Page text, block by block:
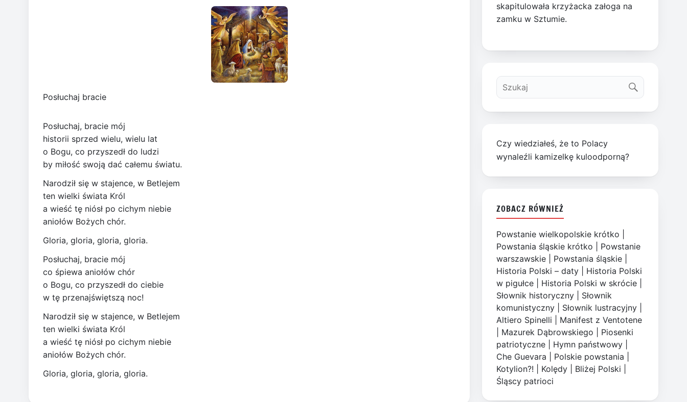
Posłuchaj bracie
Posłuchaj, bracie mój
historii sprzed wielu, wielu lat
o Bogu, co przyszedł do ludzi
by miłość swoją dać całemu światu.
Narodził się w stajence, w Betlejem
ten wielki świata Król
a wieść tę niósł po cichym niebie
aniołów Bożych chór.
Gloria, gloria, gloria, gloria.
Posłuchaj, bracie mój
co śpiewa aniołów chór
o Bogu, co przyszedł do ciebie
w tę przenajświętszą noc!
Narodził się w stajence, w Betlejem
ten wielki świata Król
a wieść tę niósł po cichym niebie
aniołów Bożych chór.
Gloria, gloria, gloria, gloria.
skapitulowała krzyżacka załoga na
zamku w Sztumie.
Czy wiedziałeś, że to Polacy
wynaleźli kamizelkę kuloodporną?
ZOBACZ RÓWNIEŻ
Powstanie wielkopolskie krótko
Powstania śląskie krótko
Powstanie
warszawskie
Powstania śląskie
Historia Polski – daty
Historia Polski
w pigułce
Historia Polski w skrócie
Słownik historyczny
Słownik
komunistyczny
Słownik lustracyjny
Altiero Spinelli
Manifest z Ventotene
Mazurek Dąbrowskiego
Piosenki
patriotyczne
Hymn państwowy
Che Guevara
Polskie powstania
Kotylion?!
Kolędy Bliżej Polski
Śląscy patrioci